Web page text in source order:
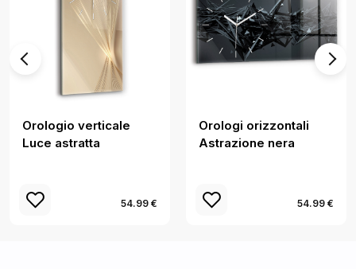
Orologio verticale
Luce astratta
54.99 €
Orologi orizzontali
Astrazione nera
54.99 €